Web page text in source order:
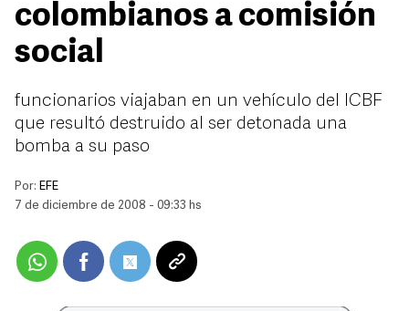
colombianos a comisión
social
funcionarios viajaban en un vehículo del ICBF
que resultó destruido al ser detonada una
bomba a su paso
Por: EFE
7 de diciembre de 2008 - 09:33 hs